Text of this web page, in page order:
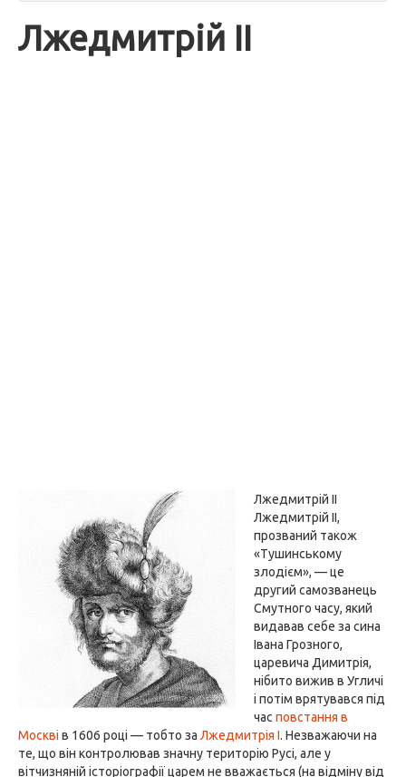
Лжедмитрій II
Лжедмитрій II
Лжедмитрій II,
прозваний також
«Тушинському
злодієм», — це
другий самозванець
Смутного часу, який
видавав себе за сина
Івана Грозного,
царевича Димитрія,
нібито вижив в Угличі
і потім врятувався під
час повстання в
Москві в 1606 році — тобто за Лжедмитрія I. Незважаючи на
те, що він контролював значну територію Русі, але у
вітчизняній історіографії царем не вважається (на відміну від